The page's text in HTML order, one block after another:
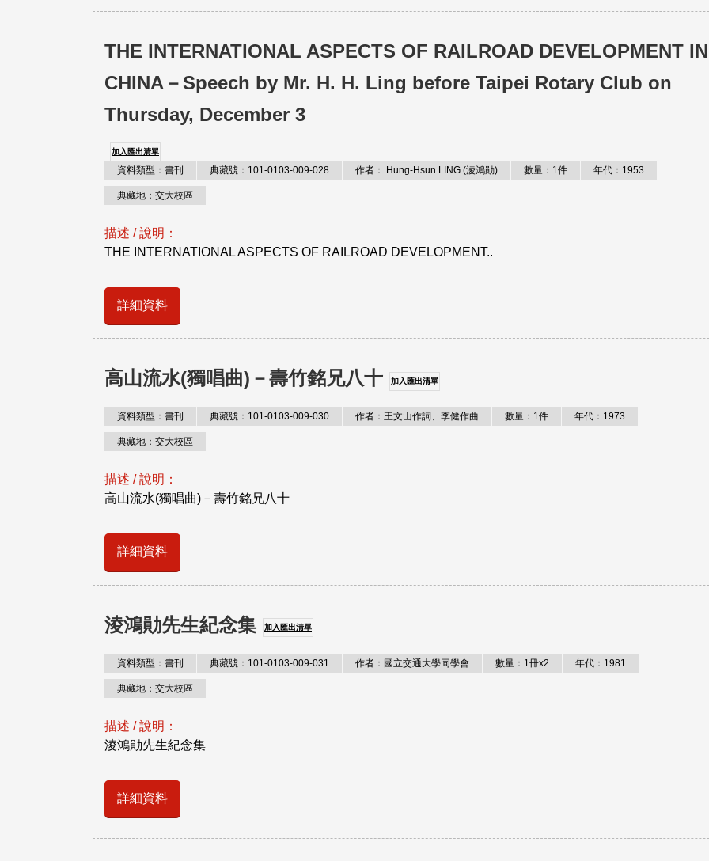
THE INTERNATIONAL ASPECTS OF RAILROAD DEVELOPMENT IN
CHINA－Speech by Mr. H. H. Ling before Taipei Rotary Club on
Thursday, December 3
加入匯出清單
資料類型：書刊 典藏號：101-0103-009-028 作者： Hung-Hsun LING (淩鴻勛) 數量：1件 年代：1953
典藏地：交大校區
描述 / 說明：
THE INTERNATIONAL ASPECTS OF RAILROAD DEVELOPMENT..
詳細資料
高山流水(獨唱曲)－壽竹銘兄八十 加入匯出清單
資料類型：書刊 典藏號：101-0103-009-030 作者：王文山作詞、李健作曲 數量：1件 年代：1973
典藏地：交大校區
描述 / 說明：
高山流水(獨唱曲)－壽竹銘兄八十
詳細資料
淩鴻勛先生紀念集 加入匯出清單
資料類型：書刊 典藏號：101-0103-009-031 作者：國立交通大學同學會 數量：1冊x2 年代：1981
典藏地：交大校區
描述 / 說明：
淩鴻勛先生紀念集
詳細資料